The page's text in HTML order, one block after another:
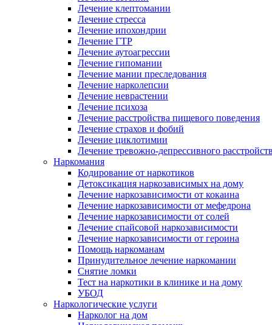
Лечение клептомании
Лечение стресса
Лечение ипохондрии
Лечение ГТР
Лечение аутоагрессии
Лечение гипомании
Лечение мании преследования
Лечение нарколепсии
Лечение неврастении
Лечение психоза
Лечение расстройства пищевого поведения
Лечение страхов и фобий
Лечение циклотимии
Лечение тревожно-депрессивного
Наркомания
Кодирование от наркотиков
Детоксикация наркозависимых на дому
Лечение наркозависимости от кокаина
Лечение наркозависимости от мефедрона
Лечение наркозависимости от солей
Лечение спайсовой наркозависимости
Лечение наркозависимости от героина
Помощь наркоманам
Принудительное лечение наркомании
Снятие ломки
Тест на наркотики в клинике и на дому
УБОД
Наркологические услуги
Нарколог на дом